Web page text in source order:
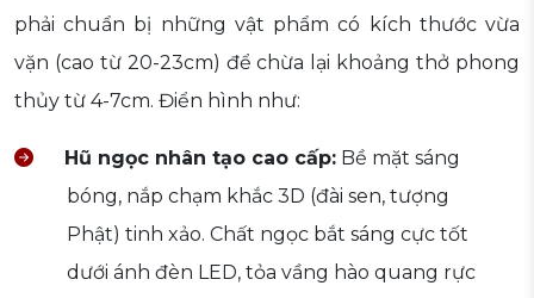
phải chuẩn bị những vật phẩm có kích thước vừa
vặn (cao từ 20-23cm) để chừa lại khoảng thở phong
thủy từ 4-7cm. Điển hình như:
Hũ ngọc nhân tạo cao cấp: Bề mặt sáng
bóng, nắp chạm khắc 3D (đài sen, tượng
Phật) tinh xảo. Chất ngọc bắt sáng cực tốt
dưới ánh đèn LED, tỏa vầng hào quang rực